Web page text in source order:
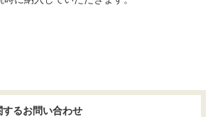
るお問い合わせ